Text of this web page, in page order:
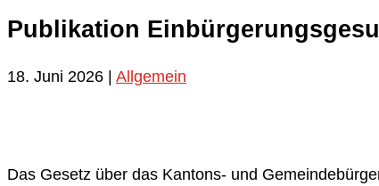
Publikation
18. Juni 2026 | Allgemein
Das Gesetz über das Kantons- und